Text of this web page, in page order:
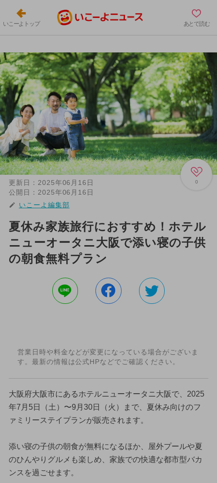
いこーよトップ あとで読む
0
更新日： 2025年06月16日
公開日： 2025年06月16日
いこーよ編集部
夏休み家族旅行におすすめ！ホテル
ニューオータニ大阪で添い寝の子供
の朝食無料プラン
営業日時や料金などが変更になっている場合がございま
す。最新の情報は公式HPなどでご確認ください。
大阪府大阪市にあるホテルニューオータニ大阪で、2025
年7月5日（土）〜9月30日（火）まで、夏休み向けのフ
ァミリーステイプランが販売されます。
添い寝の子供の朝食が無料になるほか、屋外プールや夏
のひんやりグルメも楽しめ、家族での快適な都市型バカ
ンスを過ごせます。